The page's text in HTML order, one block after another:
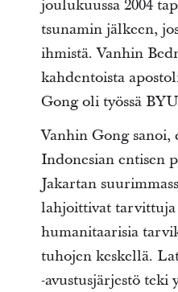
joulukuussa 2004
tsunamin jälkeen,
ihmistä. Vanhin
kahdentoista
Gong oli työssä
Vanhin Gong sanoi,
Indonesian entisen
Jakartan
lahjoittivat tarvittuja
humanitaarisia
tuhojen keskellä.
-avustusjärjestö teki